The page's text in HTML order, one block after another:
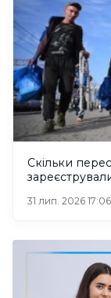
Скільки
31 лип. 2026 17:06